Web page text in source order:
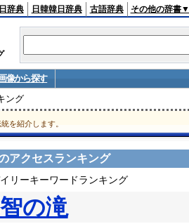
辞典 日韓韓日辞典 古語辞典 その他の辞書▼
像から探す
ング
を紹介します。
アクセスランキング
リーキーワードランキング
の滝